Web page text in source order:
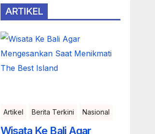
ARTIKEL
Artikel Berita Terkini Nasional
Wisata Ke Bali Agar